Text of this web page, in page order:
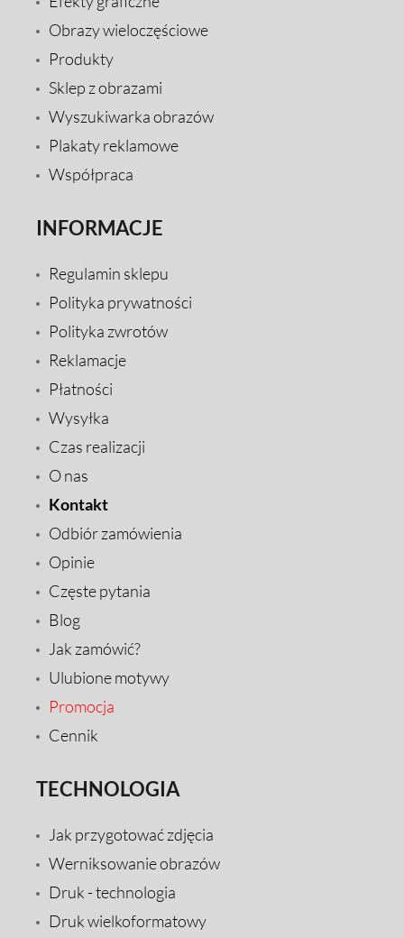
Obrazy wieloczęściowe
Produkty
Sklep z obrazami
Wyszukiwarka obrazów
Plakaty reklamowe
Współpraca
INFORMACJE
Regulamin sklepu
Polityka prywatności
Polityka zwrotów
Reklamacje
Płatności
Wysyłka
Czas realizacji
O nas
Kontakt
Odbiór zamówienia
Opinie
Częste pytania
Blog
Jak zamówić?
Ulubione motywy
Promocja
Cennik
TECHNOLOGIA
Jak przygotować zdjęcia
Werniksowanie obrazów
Druk - technologia
Druk wielkoformatowy